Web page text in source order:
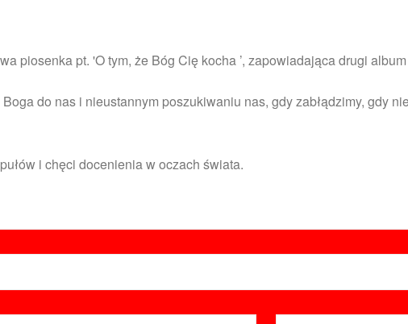
pt. 'O tym, że Bóg Cię kocha ’, zapowiadająca drugi album
do nas i nieustannym poszukiwaniu nas, gdy zabłądzimy, gdy
i chęci docenienia w oczach świata.